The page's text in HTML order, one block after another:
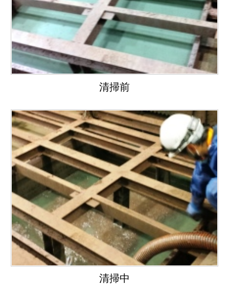
清掃前
清掃中